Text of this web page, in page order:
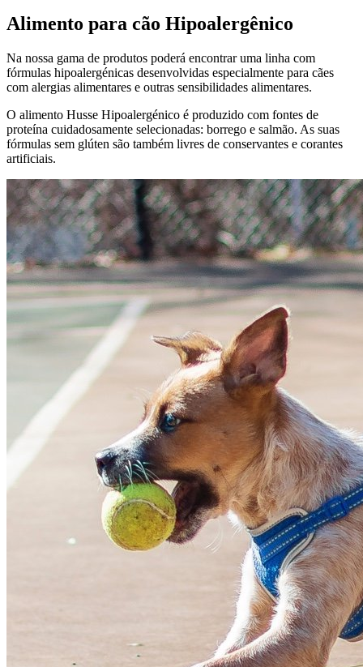
Alimento para cão Hipoalergênico
Na nossa gama de produtos poderá encontrar uma linha com
fórmulas hipoalergénicas desenvolvidas especialmente para cães
com alergias alimentares e outras sensibilidades alimentares.
O alimento Husse Hipoalergénico é produzido com fontes de
proteína cuidadosamente selecionadas: borrego e salmão. As suas
fórmulas sem glúten são também livres de conservantes e corantes
artificiais.